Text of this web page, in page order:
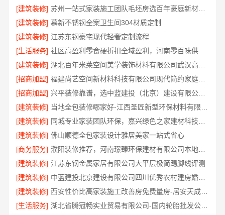
[建筑装修]
苏州一站式家装施工团队毛坯房选百年豪庭新材料有限公司
[建筑装修] 慕新不锈钢全案卫生间304材质定制
[建筑装修] 江苏东钢豪宅现代轻奢定制流程
[生活服务]
社区高盈利零食硬折扣全域盈利，河南零百味供应链有限公司
[建筑装修]
[招商加盟]
福建尚艺空间新材料科技有限公司现代简约家庭装修免费设计整体落地
[招商加盟]
兴平装修靠谱，选中蓝建投（北京）建设有限公司武功分公司
[建筑装修]
[建筑装修]
[建筑装修] 佛山顺德全包家装设计雅居美家一站式省心
[商务服务]
[建筑装修] 江苏东钢金属家居有限公司大平层极简踢脚线评测
[建筑装修]
中蓝建投北京建设有限公司四川优秀农村建房婚房布置
[建筑装修]
西安性价比高家装施工改善房免费量房-居安天成建筑工程有限责任公司
[生活服务]
湖北省腾冠畅实业贸易有限公司-国内轮胎批发公司流程